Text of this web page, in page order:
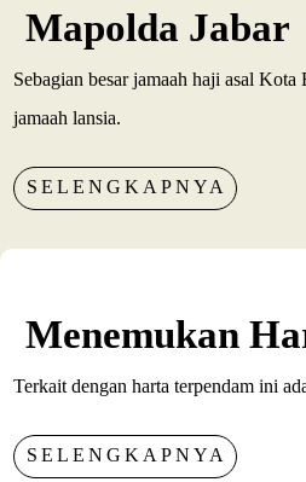
Mapolda Jabar
Sebagian besar jamaah haji asal
jamaah lansia.
SELENGKAPNYA
Menemukan
Terkait dengan harta terpendam ini
SELENGKAPNYA